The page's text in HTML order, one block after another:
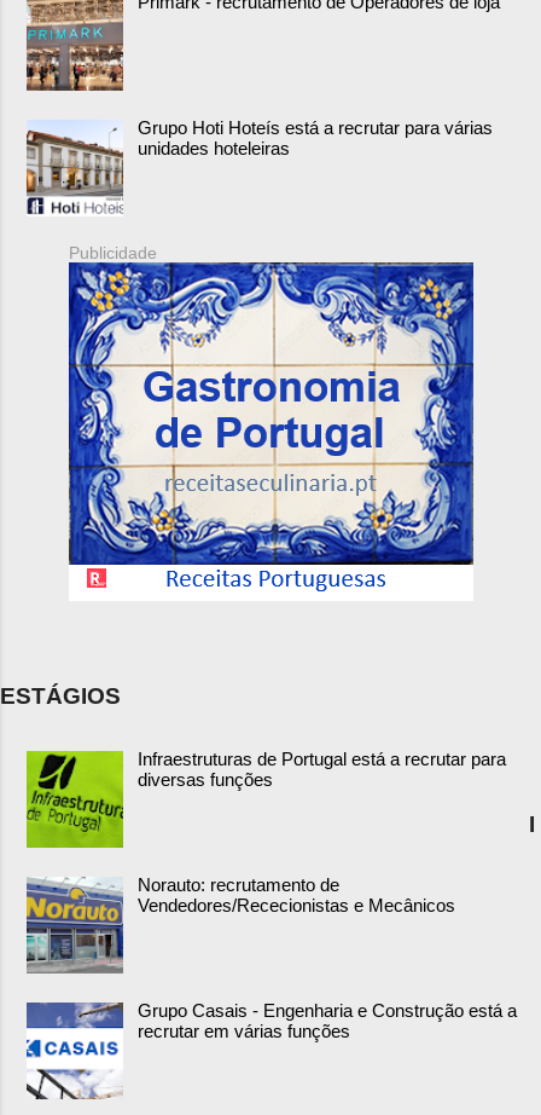
Grupo Hoti Hoteís está a recrutar para várias
unidades hoteleiras
Publicidade
ESTÁGIOS
Infraestruturas de Portugal está a recrutar para
diversas funções
Norauto: recrutamento de
Vendedores/Rececionistas e Mecânicos
Grupo Casais - Engenharia e Construção está a
recrutar em várias funções
I